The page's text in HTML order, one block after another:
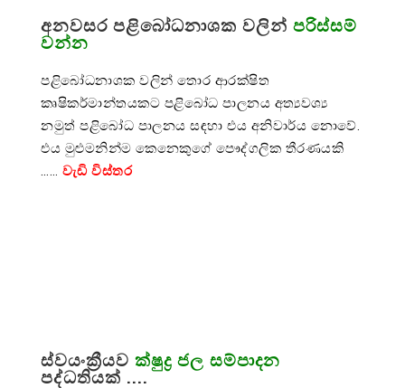
අනවසර පළිබෝධනාශක වලින් පරිස්සම්
වන්න
පළිබෝධනාශක වලින් තොර ආරක්ෂිත
කෘෂිකර්මාන්තයකට පළිබෝධ පාලනය අත්‍යවශ්‍ය
නමුත් පළිබෝධ පාලනය සඳහා එය අනිවාර්ය නොවේ.
එය මුළුමනින්ම කෙනෙකුගේ පෞද්ගලික තීරණයකි
…… වැඩි විස්තර
ස්වයංක්‍රීයව ක්ෂුද්‍ර ජල සම්පාදන
පද්ධතියක් ....